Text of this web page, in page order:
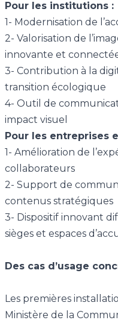
Pour les institutions :
1- Modernisation de
2- Valorisation de
innovante et
3- Contribution à la
transition écologique
4- Outil de
impact visuel
Pour les entreprises
1- Amélioration de
collaborateurs
2- Support de
contenus stratégiques
3- Dispositif innovant
sièges et espaces
Des cas d’usage
Les premières
Ministère de la